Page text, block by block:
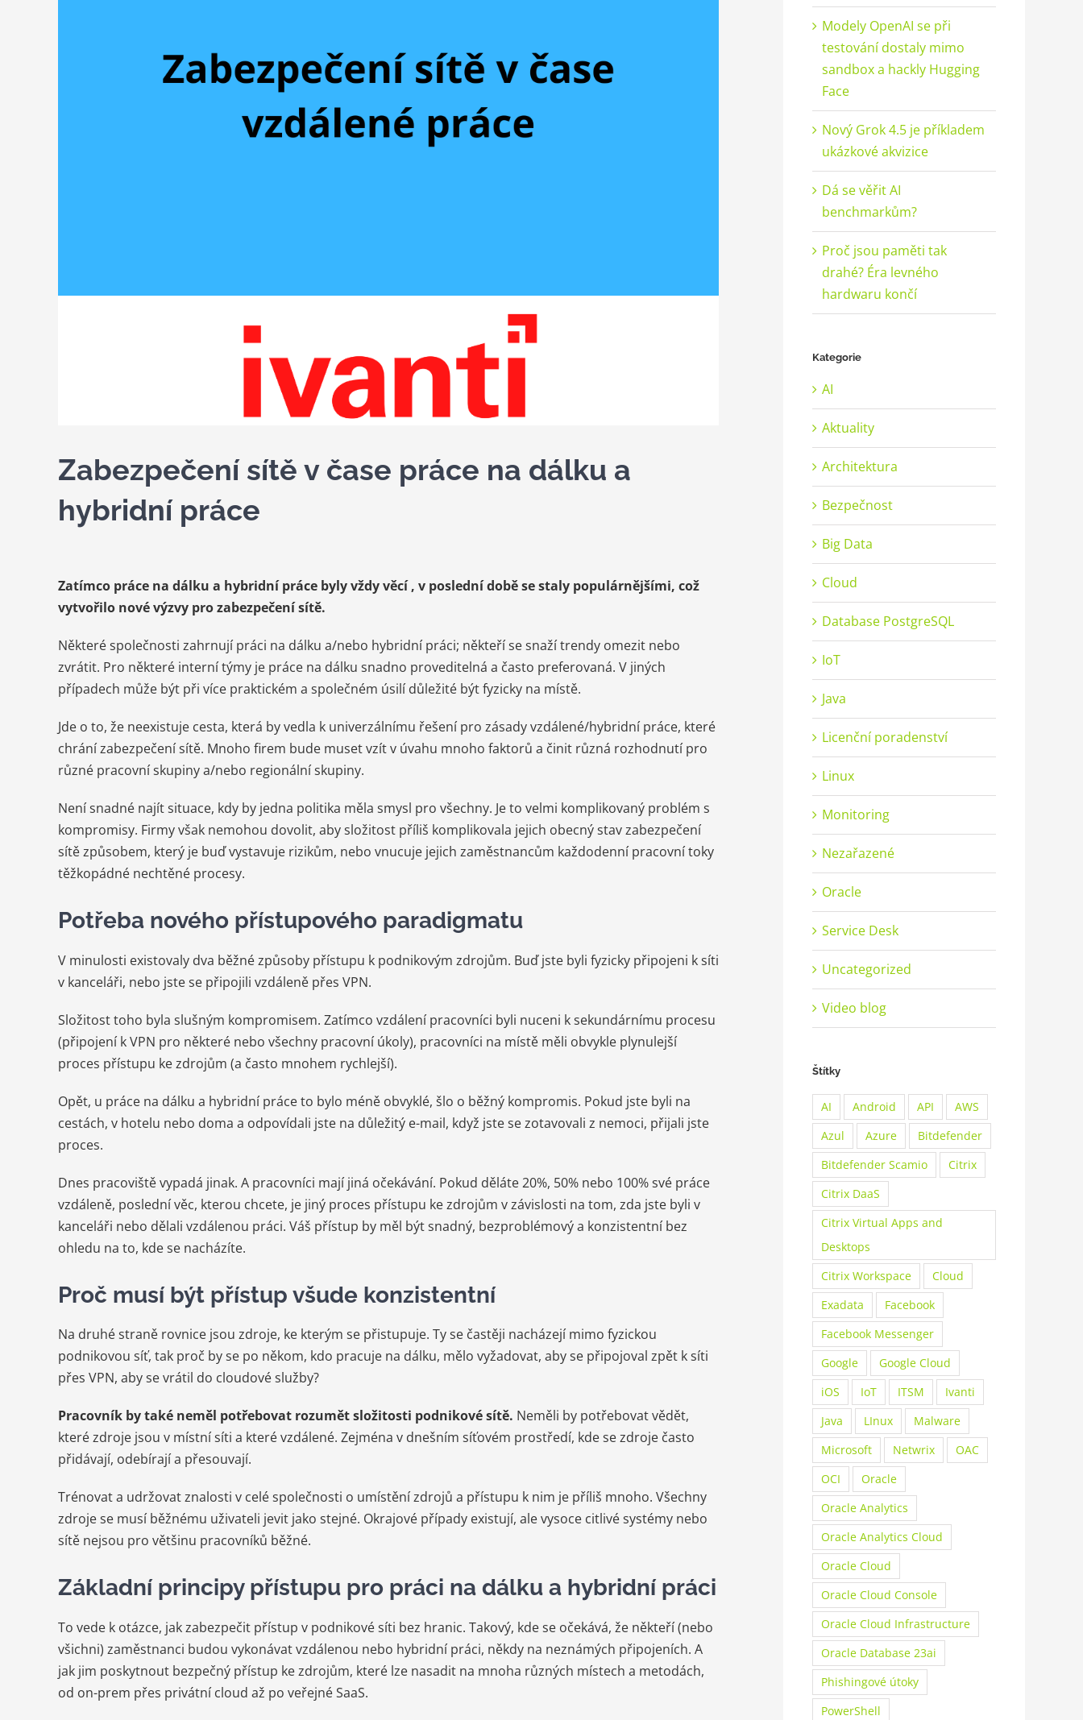
Zabezpečení sítě v čase práce na dálku a
hybridní práce
Zatímco práce na dálku a hybridní práce byly vždy věcí , v poslední době se staly populárnějšími, což
vytvořilo nové výzvy pro zabezpečení sítě.
Některé společnosti zahrnují práci na dálku a/nebo hybridní práci; někteří se snaží trendy omezit nebo
zvrátit. Pro některé interní týmy je práce na dálku snadno proveditelná a často preferovaná. V jiných
případech může být při více praktickém a společném úsilí důležité být fyzicky na místě.
Jde o to, že neexistuje cesta, která by vedla k univerzálnímu řešení pro zásady vzdálené/hybridní práce, které
chrání zabezpečení sítě. Mnoho firem bude muset vzít v úvahu mnoho faktorů a činit různá rozhodnutí pro
různé pracovní skupiny a/nebo regionální skupiny.
Není snadné najít situace, kdy by jedna politika měla smysl pro všechny. Je to velmi komplikovaný problém s
kompromisy. Firmy však nemohou dovolit, aby složitost příliš komplikovala jejich obecný stav zabezpečení
sítě způsobem, který je buď vystavuje rizikům, nebo vnucuje jejich zaměstnancům každodenní pracovní toky
těžkopádné nechtěné procesy.
Potřeba nového přístupového paradigmatu
V minulosti existovaly dva běžné způsoby přístupu k podnikovým zdrojům. Buď jste byli fyzicky připojeni k síti
v kanceláři, nebo jste se připojili vzdáleně přes VPN.
Složitost toho byla slušným kompromisem. Zatímco vzdálení pracovníci byli nuceni k sekundárnímu procesu
(připojení k VPN pro některé nebo všechny pracovní úkoly), pracovníci na místě měli obvykle plynulejší
proces přístupu ke zdrojům (a často mnohem rychlejší).
Opět, u práce na dálku a hybridní práce to bylo méně obvyklé, šlo o běžný kompromis. Pokud jste byli na
cestách, v hotelu nebo doma a odpovídali jste na důležitý e-mail, když jste se zotavovali z nemoci, přijali jste
proces.
Dnes pracoviště vypadá jinak. A pracovníci mají jiná očekávání. Pokud děláte 20%, 50% nebo 100% své práce
vzdáleně, poslední věc, kterou chcete, je jiný proces přístupu ke zdrojům v závislosti na tom, zda jste byli v
kanceláři nebo dělali vzdálenou práci. Váš přístup by měl být snadný, bezproblémový a konzistentní bez
ohledu na to, kde se nacházíte.
Proč musí být přístup všude konzistentní
Na druhé straně rovnice jsou zdroje, ke kterým se přistupuje. Ty se častěji nacházejí mimo fyzickou
podnikovou síť, tak proč by se po někom, kdo pracuje na dálku, mělo vyžadovat, aby se připojoval zpět k síti
přes VPN, aby se vrátil do cloudové služby?
Pracovník by také neměl potřebovat rozumět složitosti podnikové sítě. Neměli by potřebovat vědět,
které zdroje jsou v místní síti a které vzdálené. Zejména v dnešním síťovém prostředí, kde se zdroje často
přidávají, odebírají a přesouvají.
Trénovat a udržovat znalosti v celé společnosti o umístění zdrojů a přístupu k nim je příliš mnoho. Všechny
zdroje se musí běžnému uživateli jevit jako stejné. Okrajové případy existují, ale vysoce citlivé systémy nebo
sítě nejsou pro většinu pracovníků běžné.
Základní principy přístupu pro práci na dálku a hybridní práci
To vede k otázce, jak zabezpečit přístup v podnikové síti bez hranic. Takový, kde se očekává, že někteří (nebo
všichni) zaměstnanci budou vykonávat vzdálenou nebo hybridní práci, někdy na neznámých připojeních. A
jak jim poskytnout bezpečný přístup ke zdrojům, které lze nasadit na mnoha různých místech a metodách,
od on-prem přes privátní cloud až po veřejné SaaS.
Modely OpenAI se při
testování dostaly mimo
sandbox a hackly Hugging
Face
Nový Grok 4.5 je příkladem
ukázkové akvizice
Dá se věřit AI
benchmarkům?
Proč jsou paměti tak
drahé? Éra levného
hardwaru končí
Kategorie
AI
Aktuality
Architektura
Bezpečnost
Big Data
Cloud
Database PostgreSQL
IoT
Java
Licenční poradenství
Linux
Monitoring
Nezařazené
Oracle
Service Desk
Uncategorized
Video blog
Štítky
AI Android API
AWS
Azul
Azure
Bitdefender
Bitdefender Scamio
Citrix
Citrix DaaS
Citrix Virtual Apps and
Desktops
Citrix Workspace
Cloud
Exadata
Facebook
Facebook Messenger
Google
Google Cloud
iOS
IoT ITSM
Ivanti
Java
LInux
Malware
Microsoft
Netwrix
OAC
OCI
Oracle
Oracle Analytics
Oracle Analytics Cloud
Oracle Cloud
Oracle Cloud Console
Oracle Cloud Infrastructure
Oracle Database 23ai
Phishingové útoky
PowerShell